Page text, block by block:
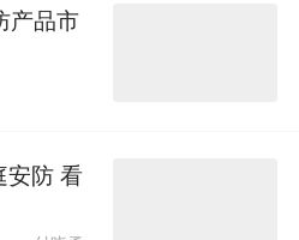
产品市
安防 看